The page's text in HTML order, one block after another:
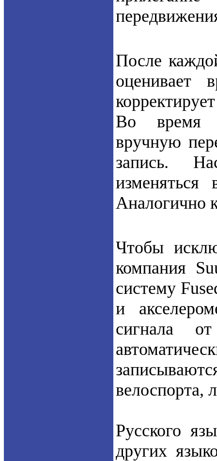
После
оценивает
Во время
вручную
запись.
изменяться
Аналогично
Чтобы
компания
систему
и
сигнала
велоспорта,
Русского
других